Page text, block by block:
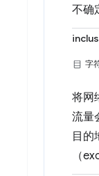
不确
字
将网
流量
目的
（